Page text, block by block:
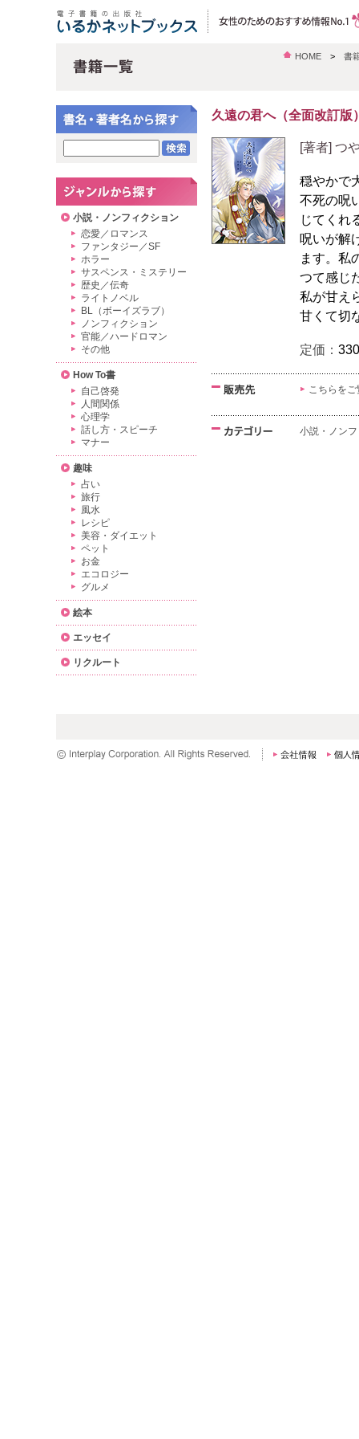
HOME > 書
久遠の君へ（全面改訂版
[著者] つ
穏やかで
不死の呪
じてくれ
呪いが解
ます。私
つて感じ
私が甘え
甘くて切
定価：
こちらを
小説・ノン
小説・ノンフィクション
恋愛／ロマンス
ファンタジー／SF
ホラー
サスペンス・ミステリー
歴史／伝奇
ライトノベル
BL（ボーイズラブ）
ノンフィクション
官能／ハードロマン
その他
How To書
自己啓発
人間関係
心理学
話し方・スピーチ
マナー
趣味
占い
旅行
風水
レシピ
美容・ダイエット
ペット
お金
エコロジー
グルメ
絵本
エッセイ
リクルート